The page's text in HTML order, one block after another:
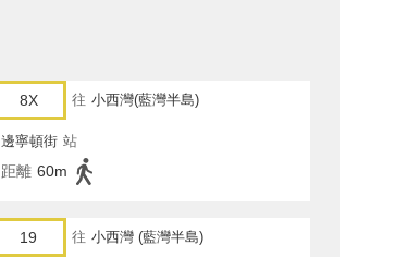
8X 往 小西灣(藍灣半島)
邊寧頓街 站
距離 60m
19 往 小西灣 (藍灣半島)